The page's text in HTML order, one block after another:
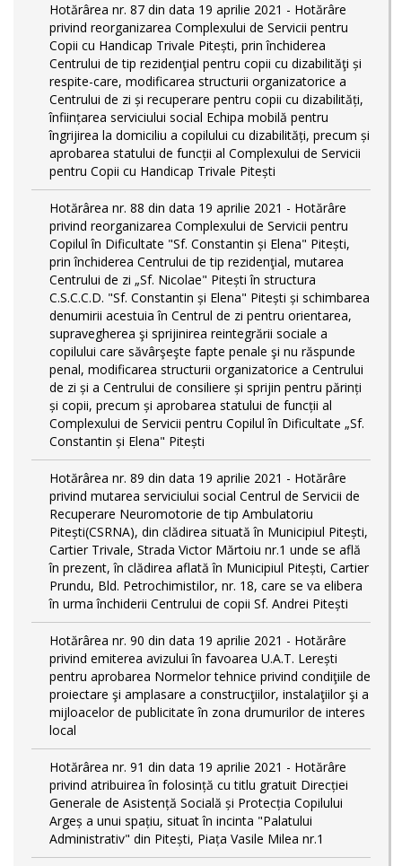
Hotărârea nr. 87 din data 19 aprilie 2021 - Hotărâre
privind reorganizarea Complexului de Servicii pentru
Copii cu Handicap Trivale Pitești, prin închiderea
Centrului de tip rezidenţial pentru copii cu dizabilităţi și
respite-care, modificarea structurii organizatorice a
Centrului de zi și recuperare pentru copii cu dizabilități,
înființarea serviciului social Echipa mobilă pentru
îngrijirea la domiciliu a copilului cu dizabilități, precum și
aprobarea statului de funcții al Complexului de Servicii
pentru Copii cu Handicap Trivale Pitești
Hotărârea nr. 88 din data 19 aprilie 2021 - Hotărâre
privind reorganizarea Complexului de Servicii pentru
Copilul în Dificultate "Sf. Constantin și Elena" Pitești,
prin închiderea Centrului de tip rezidenţial, mutarea
Centrului de zi „Sf. Nicolae" Pitești în structura
C.S.C.C.D. "Sf. Constantin și Elena" Pitești și schimbarea
denumirii acestuia în Centrul de zi pentru orientarea,
supravegherea şi sprijinirea reintegrării sociale a
copilului care săvârşeşte fapte penale şi nu răspunde
penal, modificarea structurii organizatorice a Centrului
de zi și a Centrului de consiliere și sprijin pentru părinți
și copii, precum și aprobarea statului de funcții al
Complexului de Servicii pentru Copilul în Dificultate „Sf.
Constantin și Elena" Pitești
Hotărârea nr. 89 din data 19 aprilie 2021 - Hotărâre
privind mutarea serviciului social Centrul de Servicii de
Recuperare Neuromotorie de tip Ambulatoriu
Pitești(CSRNA), din clădirea situată în Municipiul Pitești,
Cartier Trivale, Strada Victor Mărtoiu nr.1 unde se află
în prezent, în clădirea aflată în Municipiul Pitești, Cartier
Prundu, Bld. Petrochimistilor, nr. 18, care se va elibera
în urma închiderii Centrului de copii Sf. Andrei Pitești
Hotărârea nr. 90 din data 19 aprilie 2021 - Hotărâre
privind emiterea avizului în favoarea U.A.T. Lerești
pentru aprobarea Normelor tehnice privind condiţiile de
proiectare şi amplasare a construcţiilor, instalaţiilor şi a
mijloacelor de publicitate în zona drumurilor de interes
local
Hotărârea nr. 91 din data 19 aprilie 2021 - Hotărâre
privind atribuirea în folosință cu titlu gratuit Direcției
Generale de Asistență Socială și Protecția Copilului
Argeș a unui spațiu, situat în incinta "Palatului
Administrativ" din Pitești, Piața Vasile Milea nr.1